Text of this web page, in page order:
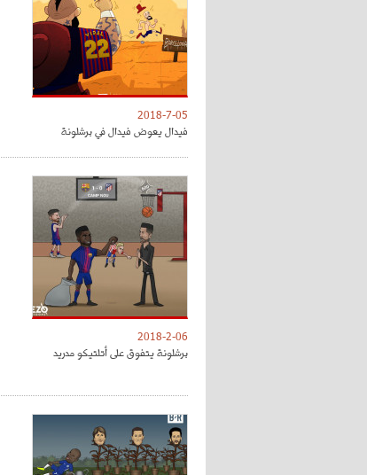
2018-7-05
فيدال يعوض فيدال في برشلونة
2018-2-06
برشلونة يتفوق على أتلتيكو مدريد